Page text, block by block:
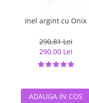
Inel argint cu Onix
290,81 Lei
290,00 Lei
ADAUGA IN COS